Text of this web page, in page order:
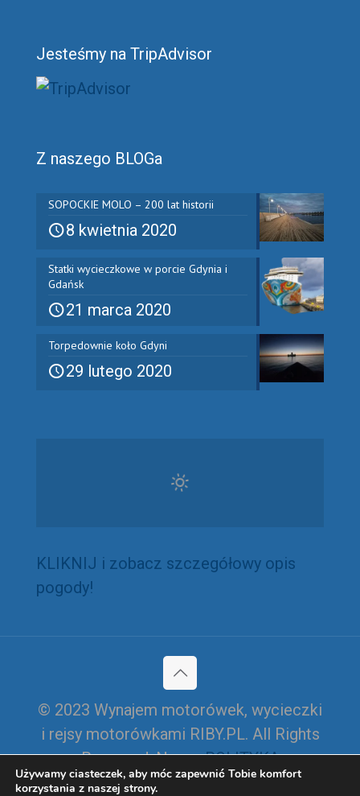
Jesteśmy na TripAdvisor
Z naszego BLOGa
SOPOCKIE MOLO – 200 lat historii
8 kwietnia 2020
Statki wycieczkowe w porcie Gdynia i
Gdańsk
21 marca 2020
Torpedownie koło Gdyni
29 lutego 2020
KLIKNIJ i zobacz szczegółowy opis
pogody!
© 2023 Wynajem motorówek, wycieczki
i rejsy motorówkami RIBY.PL. All Rights
Reserved. NaszaPOLITYKA
PRYWATNOŚCI I CIASTECZEK
Używamy ciasteczek, aby móc zapewnić Tobie komfort
korzystania z naszej strony.